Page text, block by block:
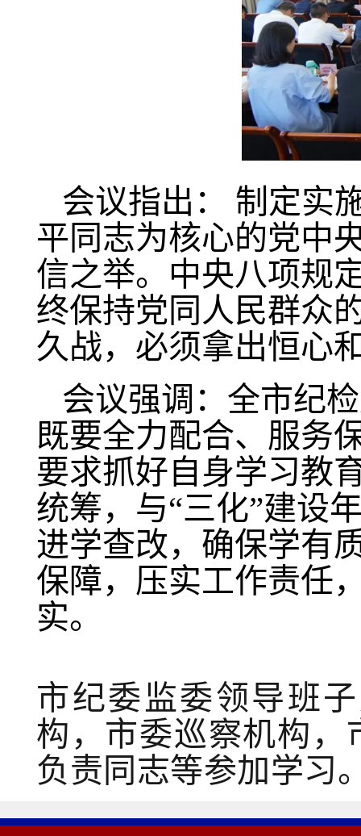
会议指出： 制定实
平同志为核心的党中
信之举。中央八项规
终保持党同人民群众
久战，必须拿出恒心
会议强调：全市纪
既要全力配合、服务
要求抓好自身学习教
统筹，与“三化”建设
进学查改，确保学有
保障，压实工作责任
实。
市纪委监委领导班
构，市委巡察机构，
负责同志等参加学习